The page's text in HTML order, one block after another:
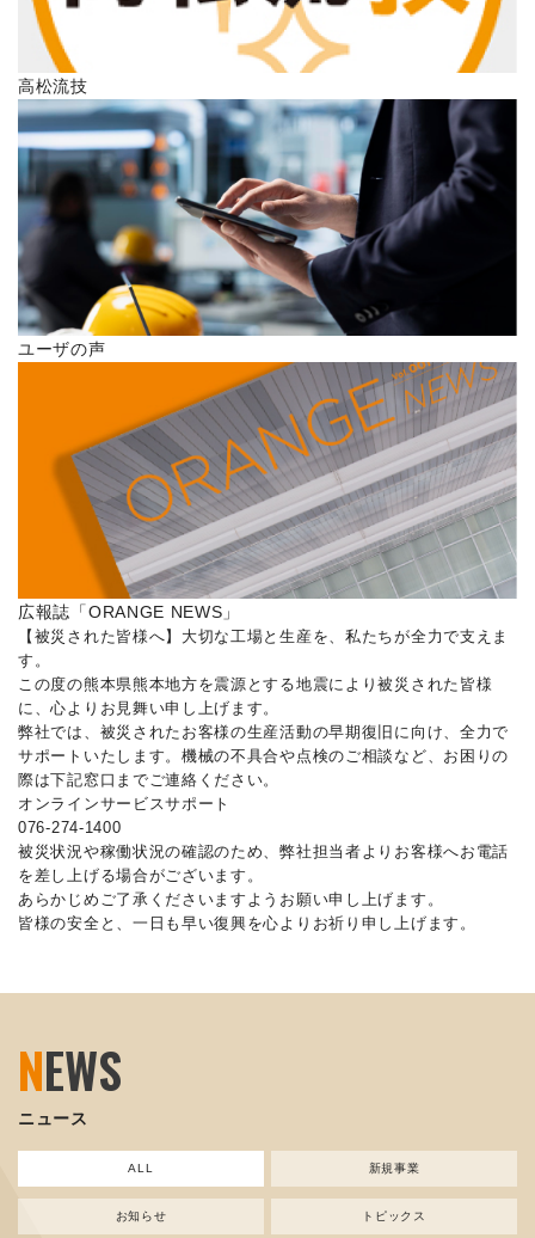
高松流技
ユーザの声
広報誌「ORANGE NEWS」
【被災された皆様へ】大切な工場と生産を、私たちが全力で支えま
す。
この度の熊本県熊本地方を震源とする地震により被災された皆様
に、心よりお見舞い申し上げます。
弊社では、被災されたお客様の生産活動の早期復旧に向け、全力で
サポートいたします。機械の不具合や点検のご相談など、お困りの
際は下記窓口までご連絡ください。
オンラインサービスサポート
076-274-1400
被災状況や稼働状況の確認のため、弊社担当者よりお客様へお電話
を差し上げる場合がございます。
あらかじめご了承くださいますようお願い申し上げます。
皆様の安全と、一日も早い復興を心よりお祈り申し上げます。
NEWS
ニュース
ALL 新規事業
お知らせ トピックス